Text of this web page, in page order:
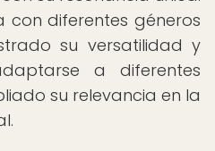
con diferentes géneros
su versatilidad y
a diferentes
su relevancia en la